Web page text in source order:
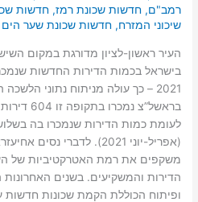
רמב"ם,חדשות שכונת רמז,חדשות
שיכוני המזרח,חדשות שכונת שער הים
העיר ראשון-לציון מדורגת במקום
בישראל בכמות הדירות החדשות
2021 – כך עולה מניתוח נתוני
לעומת כמות הדירות שנמכרו בה
(אפריל-יוני 2021). לדברי
משקפים את רמת האטרקטיביות של
הדירות והמשקיעים. בשנים האחרונות
ופיתוח הכוללת הקמת שכונות חדשות